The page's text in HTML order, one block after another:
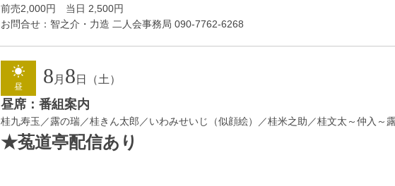
前売2,000円 当日 2,500円
お問合せ：智之介・力造 二人会事務局 090-7762-6268
昼 8月 8 日（土）
昼席：番組案内
桂九寿玉／露の瑞／桂きん太郎／いわみせいじ（似顔絵）／桂米之助／桂文太～仲入～
★菟道亭配信あり